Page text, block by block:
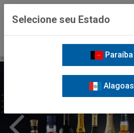
Selecione seu Estado
Paraíba
Alagoas